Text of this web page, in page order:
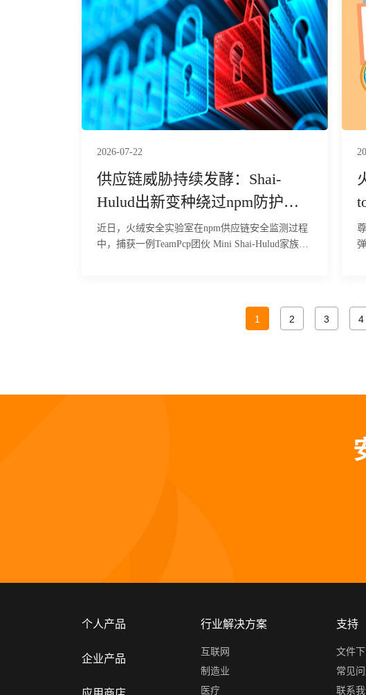
进程，规避用户态终端检测与响应（EDR）系统的
拦截；同时，通过注册表写入、创建伪装为 Edge
浏览器更新的计划任务（以 SYSTEM 权限每分钟
触发一次）以及部署 PowerShell 脚本，构建多重冗
余的持久化机制。最终释放的thumbs!Edge为功能
完备的远控后门，连接硬编码的命令与控制（C2）
服务器地址 8.218.106.149:7000，该远控内置56条
指令，覆盖下载执行、插件加载、TCP 中继、键盘
经实现对该行为的拦截与查杀。
2026-07-22
供应链威胁持续发酵：Shai-
Hulud出新变种绕过npm防护窃
密
近日，火绒安全实验室在npm供应链安全监测过程
中，捕获一例TeamPcp团伙 Mini Shai-Hulud家族后
心攻击逻辑、窃密传播机制整体未发生改变，属于
尊敬
1 2 3 4
个人产品
企业产品
行业解决方案
互联网
制造业
医疗
支持
文件
常见
联系我